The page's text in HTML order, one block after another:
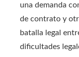
una demanda
de contrato y
batalla legal
dificultades